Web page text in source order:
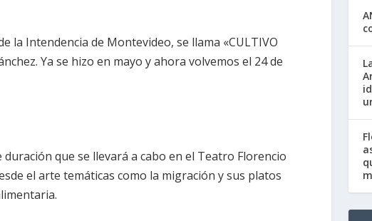
la Intendencia de Montevideo, se llama «CULTIVO
Ya se hizo en mayo y ahora volvemos el 24 de
que se llevará a cabo en el Teatro Florencio
el arte temáticas como la migración y sus platos